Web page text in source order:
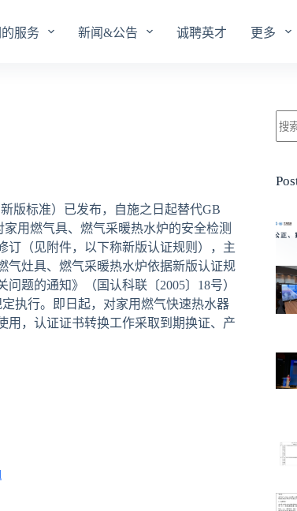
服务 新闻&公告 诚聘英才 更多
版标准）已发布，自施之日起替代GB
用燃气具、燃气采暖热水炉的安全检测
订（见附件，以下称新版认证规则），主
气灶具、燃气采暖热水炉依据新版认证规
题的通知》（国认科联〔2005〕18号）
执行。即日起，对家用燃气快速热水器
用，认证证书转换工作采取到期换证、产